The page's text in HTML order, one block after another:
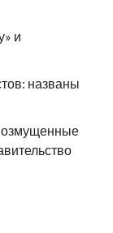
и
названы